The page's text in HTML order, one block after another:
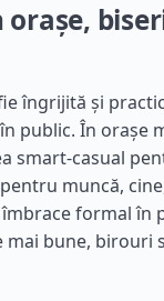
îngrijită și
public. În orașe
smart-casual
muncă,
formal în
bune, birouri